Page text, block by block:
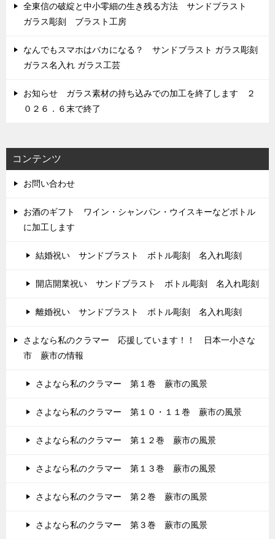
全東信の破綻と中小零細の生き残る方法 サンドブラスト
ガラス彫刻 ブラスト工房
なんでもスマホはバカになる？ サンドブラスト ガラス彫刻
ガラス名入れ ガラス工芸
お知らせ ガラス素材の持ち込みでの加工を終了します ２
０２６．６末で終了
コンテンツ
お問い合わせ
お酒のギフト ワイン・シャンパン・ウイスキーなどボトル
に加工します
結婚祝い サンドブラスト ボトル彫刻 名入れ彫刻
開店開業祝い サンドブラスト ボトル彫刻 名入れ彫刻
離婚祝い サンドブラスト ボトル彫刻 名入れ彫刻
さよなら私のクラマー 応援しています！！ 日本一小さな
市 蕨市の情報
さよなら私のクラマー 第１巻 蕨市の風景
さよなら私のクラマー 第１０・１１巻 蕨市の風景
さよなら私のクラマー 第１２巻 蕨市の風景
さよなら私のクラマー 第１３巻 蕨市の風景
さよなら私のクラマー 第２巻 蕨市の風景
さよなら私のクラマー 第３巻 蕨市の風景